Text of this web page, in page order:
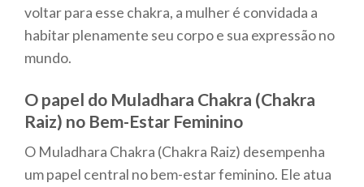
voltar para esse chakra, a mulher é convidada a
habitar plenamente seu corpo e sua expressão no
mundo.
O papel do Muladhara Chakra (Chakra
Raiz) no Bem-Estar Feminino
O Muladhara Chakra (Chakra Raiz) desempenha
um papel central no bem-estar feminino. Ele atua